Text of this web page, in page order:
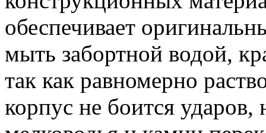
обеспечивает
мыть забортной водой,
так как равномерно
корпус не боится ударов,